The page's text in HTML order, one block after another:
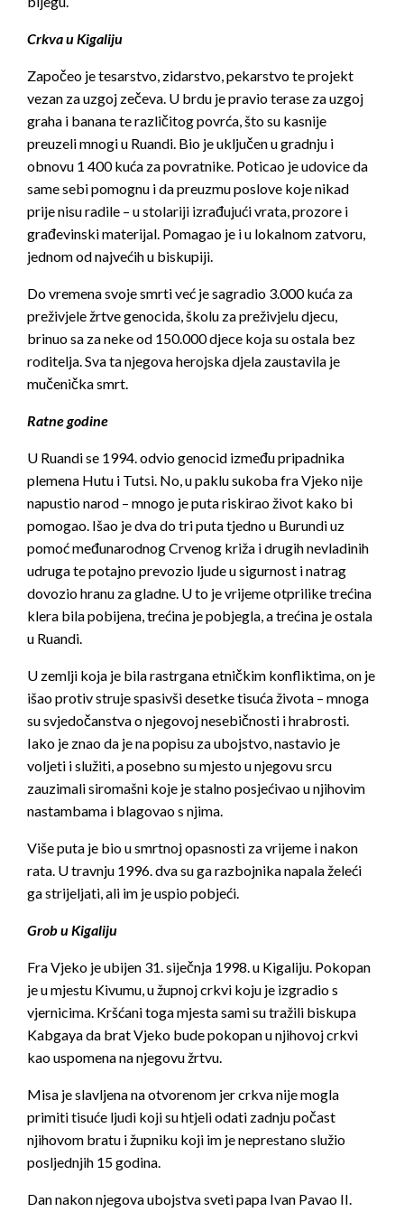
Crkva u Kigaliju
Započeo je tesarstvo, zidarstvo, pekarstvo te projekt
vezan za uzgoj zečeva. U brdu je pravio terase za uzgoj
graha i banana te različitog povrća, što su kasnije
preuzeli mnogi u Ruandi. Bio je uključen u gradnju i
obnovu 1 400 kuća za povratnike. Poticao je udovice da
same sebi pomognu i da preuzmu poslove koje nikad
prije nisu radile – u stolariji izrađujući vrata, prozore i
građevinski materijal. Pomagao je i u lokalnom zatvoru,
jednom od najvećih u biskupiji.
Do vremena svoje smrti već je sagradio 3.000 kuća za
preživjele žrtve genocida, školu za preživjelu djecu,
brinuo sa za neke od 150.000 djece koja su ostala bez
roditelja. Sva ta njegova herojska djela zaustavila je
mučenička smrt.
Ratne godine
U Ruandi se 1994. odvio genocid između pripadnika
plemena Hutu i Tutsi. No, u paklu sukoba fra Vjeko nije
napustio narod – mnogo je puta riskirao život kako bi
pomogao. Išao je dva do tri puta tjedno u Burundi uz
pomoć međunarodnog Crvenog križa i drugih nevladinih
udruga te potajno prevozio ljude u sigurnost i natrag
dovozio hranu za gladne. U to je vrijeme otprilike trećina
klera bila pobijena, trećina je pobjegla, a trećina je ostala
u Ruandi.
U zemlji koja je bila rastrgana etničkim konfliktima, on je
išao protiv struje spasivši desetke tisuća života – mnoga
su svjedočanstva o njegovoj nesebičnosti i hrabrosti.
Iako je znao da je na popisu za ubojstvo, nastavio je
voljeti i služiti, a posebno su mjesto u njegovu srcu
zauzimali siromašni koje je stalno posjećivao u njihovim
nastambama i blagovao s njima.
Više puta je bio u smrtnoj opasnosti za vrijeme i nakon
rata. U travnju 1996. dva su ga razbojnika napala želeći
ga strijeljati, ali im je uspio pobjeći.
Grob u Kigaliju
Fra Vjeko je ubijen 31. siječnja 1998. u Kigaliju. Pokopan
je u mjestu Kivumu, u župnoj crkvi koju je izgradio s
vjernicima. Kršćani toga mjesta sami su tražili biskupa
Kabgaya da brat Vjeko bude pokopan u njihovoj crkvi
kao uspomena na njegovu žrtvu.
Misa je slavljena na otvorenom jer crkva nije mogla
primiti tisuće ljudi koji su htjeli odati zadnju počast
njihovom bratu i župniku koji im je neprestano služio
posljednjih 15 godina.
Dan nakon njegova ubojstva sveti papa Ivan Pavao II.